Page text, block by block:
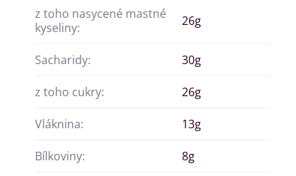
z toho nasycené mastné
kyseliny:
26g
Sacharidy: 30g
z toho cukry: 26g
Vláknina: 13g
Bílkoviny: 8g